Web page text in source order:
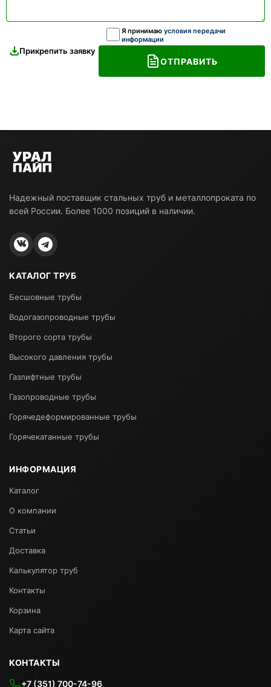
Прикрепить заявку
Я принимаю условия передачи
информации
ОТПРАВИТЬ
Надежный поставщик стальных труб и металлопроката по
всей России. Более 1000 позиций в наличии.
КАТАЛОГ ТРУБ
Бесшовные трубы
Водогазопроводные трубы
Второго сорта трубы
Высокого давления трубы
Газлифтные трубы
Газопроводные трубы
Горячедеформированные трубы
Горячекатанные трубы
ИНФОРМАЦИЯ
Каталог
О компании
Статьи
Доставка
Калькулятор труб
Контакты
Корзина
Карта сайта
КОНТАКТЫ
+7 (351) 700-74-96